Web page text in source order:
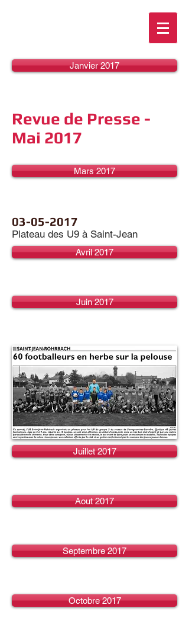
Janvier 2017
Revue de Presse -
Mai 2017
Mars 2017
03-05-2017
Plateau des U9 à Saint-Jean
Avril 2017
Juin 2017
Juillet 2017
Aout 2017
Septembre 2017
Octobre 2017